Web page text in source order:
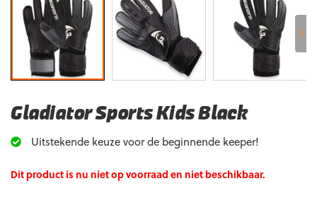
Gladiator Sports Kids Black
Uitstekende keuze voor de beginnende keeper!
Dit product is nu niet op voorraad en niet beschikbaar.